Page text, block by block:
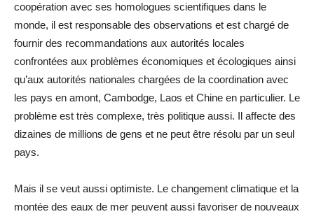
coopération avec ses homologues scientifiques dans le
monde, il est responsable des observations et est chargé de
fournir des recommandations aux autorités locales
confrontées aux problèmes économiques et écologiques ainsi
qu’aux autorités nationales chargées de la coordination avec
les pays en amont, Cambodge, Laos et Chine en particulier. Le
problème est très complexe, très politique aussi. Il affecte des
dizaines de millions de gens et ne peut être résolu par un seul
pays.
Mais il se veut aussi optimiste. Le changement climatique et la
montée des eaux de mer peuvent aussi favoriser de nouveaux